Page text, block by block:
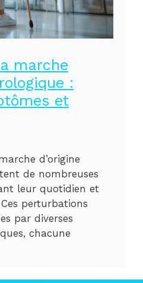
marche
:
et
d’origine
de nombreuses
leur quotidien et
perturbations
par diverses
chacune